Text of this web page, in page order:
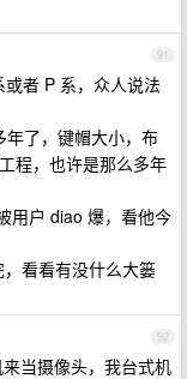
91
者 P 系，众人说法
了，键帽大小，布
程，也许是那么多年
用户 diao 爆，看他今
看看有没什么大篓
92
当摄像头，我台式机